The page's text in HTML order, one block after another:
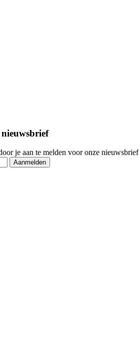
je aan te melden voor onze nieuwsbrief
Aanmelden